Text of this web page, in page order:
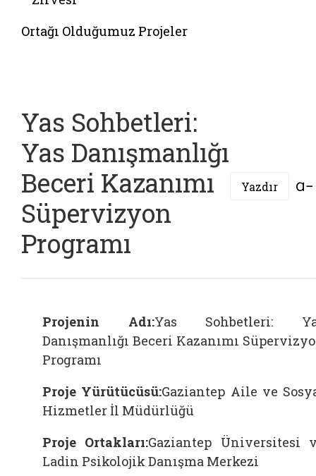
Ortağı Olduğumuz Projeler
Yas Sohbetleri:
Yas Danışmanlığı
Beceri Kazanımı
Süpervizyon
Programı
Yazdır
Projenin Adı:Yas Sohbetleri:
Danışmanlığı Beceri Kazanımı
Programı
Proje Yürütücüsü:Gaziantep Aile ve
Hizmetler İl Müdürlüğü
Proje Ortakları:Gaziantep Üniversitesi
Ladin Psikolojik Danışma Merkezi